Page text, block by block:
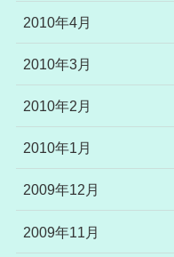
2010年4月
2010年3月
2010年2月
2010年1月
2009年12月
2009年11月